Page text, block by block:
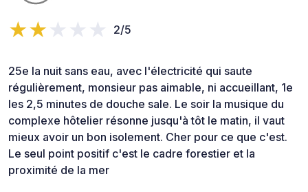
2/5
25e la nuit sans eau, avec l'électricité qui saute
régulièrement, monsieur pas aimable, ni accueillant, 1e
les 2,5 minutes de douche sale. Le soir la musique du
complexe hôtelier résonne jusqu'à tôt le matin, il vaut
mieux avoir un bon isolement. Cher pour ce que c'est.
Le seul point positif c'est le cadre forestier et la
proximité de la mer